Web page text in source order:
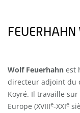
Wolf Feuerhahn est
directeur adjoint du
Koyré. Il travaille
Europe (XVIIIe-XXIe